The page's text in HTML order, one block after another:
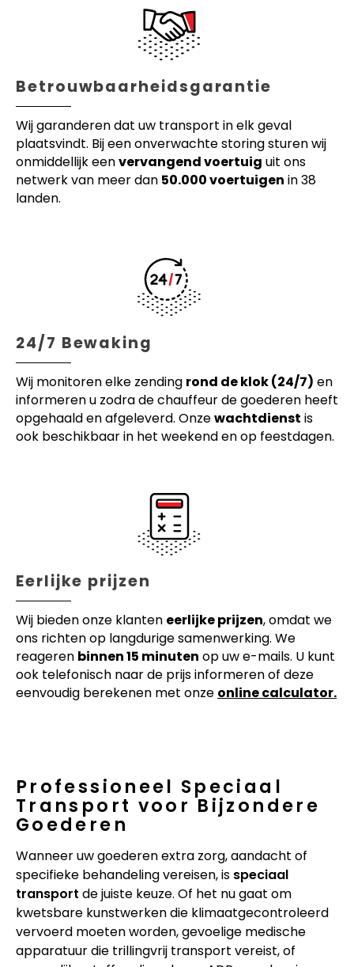
Betrouwbaarheidsgarantie
Wij garanderen dat uw transport in elk geval
plaatsvindt. Bij een onverwachte storing sturen wij
onmiddellijk eenvervangend voertuig uit ons
netwerk van meer dan 50.000 voertuigen in 38
landen.
24/7 Bewaking
Wij monitoren elke zending rond de klok (24/7) en
informeren u zodra de chauffeur de goederen heeft
opgehaald en afgeleverd. Onzewachtdienst is
ook beschikbaar in het weekend en op feestdagen.
Eerlijke prijzen
Wij bieden onze klanten eerlijke prijzen, omdat we
ons richten op langdurige samenwerking. We
reageren binnen 15 minuten op uw e-mails. U kunt
ook telefonisch naar de prijs informeren of deze
eenvoudig berekenen met onze online calculator.
Professioneel Speciaal
Transport voor Bijzondere
Goederen
Wanneer uw goederen extra zorg, aandacht of
specifieke behandeling vereisen, is speciaal
transport de juiste keuze. Of het nu gaat om
kwetsbare kunstwerken die klimaatgecontroleerd
vervoerd moeten worden, gevoelige medische
apparatuur die trillingvrij transport vereist, of